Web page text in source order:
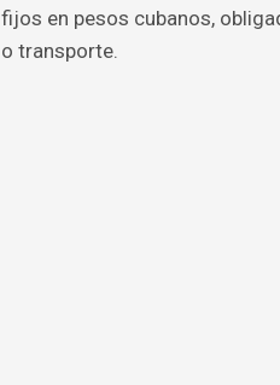
fijos en pesos cubanos,
o transporte.